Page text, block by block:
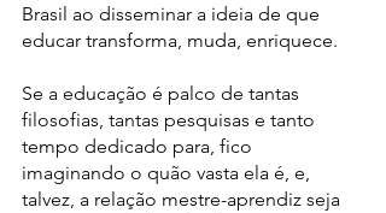
Brasil ao disseminar a ideia de que
educar transforma, muda, enriquece.
Se a educação é palco de tantas
filosofias, tantas pesquisas e tanto
tempo dedicado para, fico
imaginando o quão vasta ela é, e,
talvez, a relação mestre-aprendiz seja